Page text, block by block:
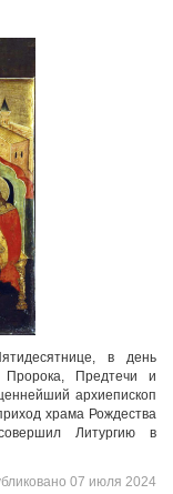
в день
Пророка, Предтечи и
архиепископ
храма Рождества
Литургию в
07 июля 2024